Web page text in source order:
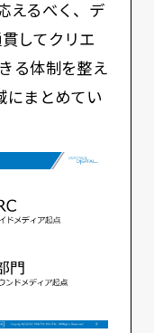
えるべく、デ
してクリエ
る体制を整え
にまとめてい